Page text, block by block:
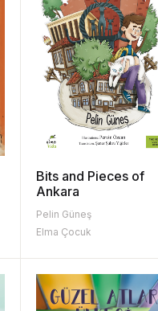
Bits and Pieces of
Ankara
Pelin Güneş
Elma Çocuk